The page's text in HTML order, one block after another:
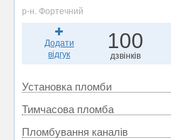
р-н. Фортечний
Додати
відгук
100
дзвінків
Установка пломби
Тимчасова пломба
Пломбування каналів